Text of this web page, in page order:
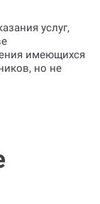
услуг,
имеющихся
но не